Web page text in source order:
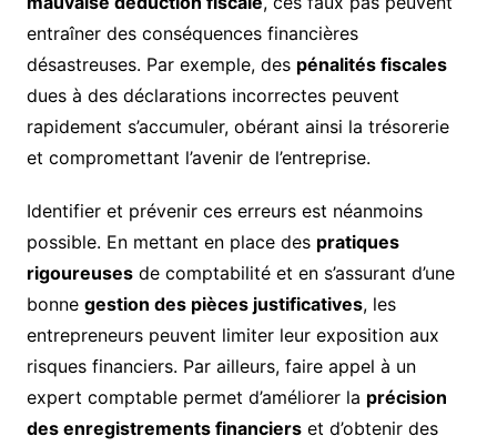
entraîner des conséquences financières
désastreuses. Par exemple, des pénalités fiscales
dues à des déclarations incorrectes peuvent
rapidement s’accumuler, obérant ainsi la trésorerie
et compromettant l’avenir de l’entreprise.
Identifier et prévenir ces erreurs est néanmoins
possible. En mettant en place des pratiques
rigoureusesde comptabilité et en s’assurant d’une
bonne gestion des pièces justificatives, les
entrepreneurs peuvent limiter leur exposition aux
risques financiers. Par ailleurs, faire appel à un
expert comptable permet d’améliorer la précision
des enregistrements financierset d’obtenir des